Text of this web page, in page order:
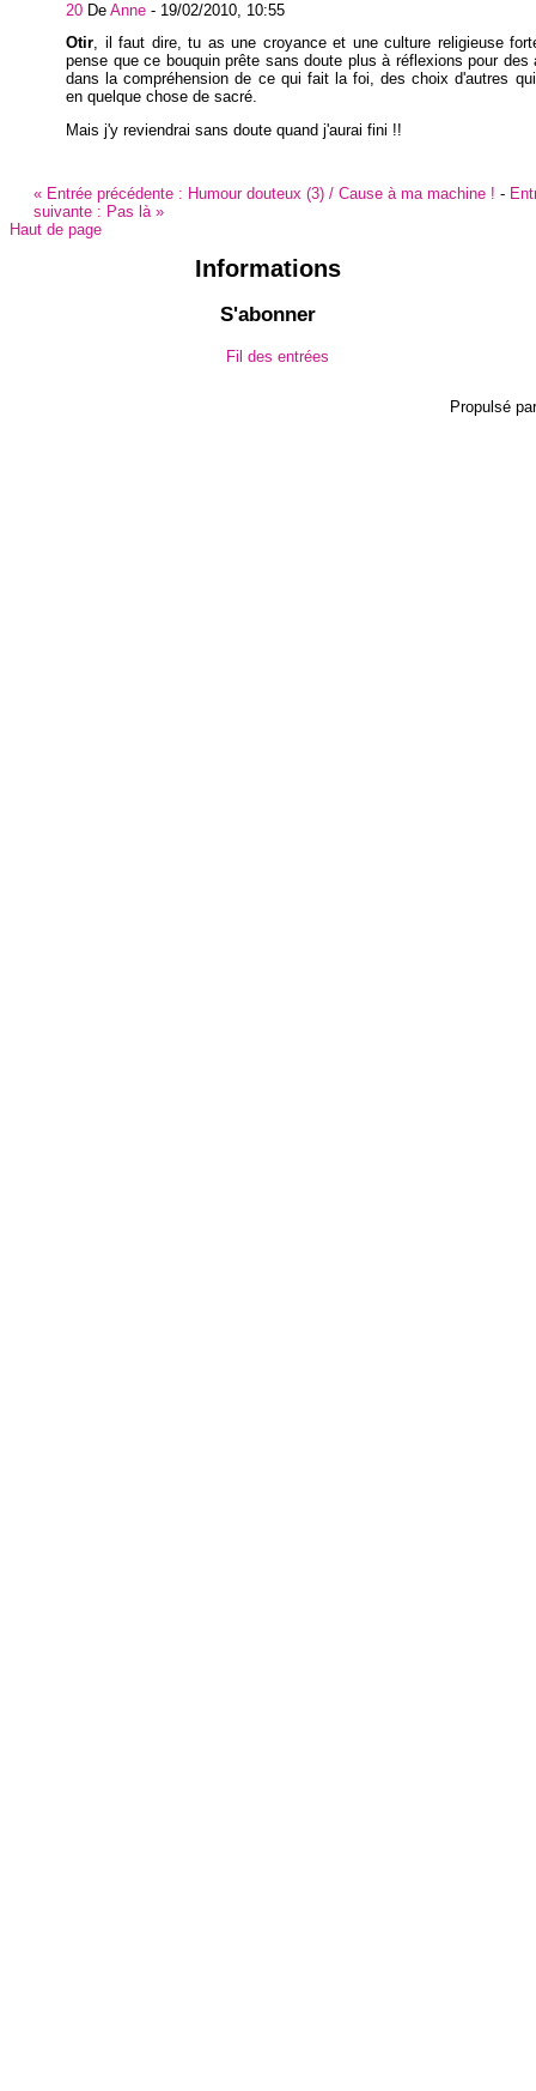
20 De Anne - 19/02/2010, 10:55
Otir, il faut dire, tu as une croyance et une culture religieuse
pense que ce bouquin prête sans doute plus à réflexions pour des
dans la compréhension de ce qui fait la foi, des choix d'autres
en quelque chose de sacré.
Mais j'y reviendrai sans doute quand j'aurai fini !!
« Entrée précédente : Humour douteux (3) / Cause à ma machine ! -
suivante : Pas là»
Haut de page
Informations
S'abonner
Fil des entrées
Propulsé